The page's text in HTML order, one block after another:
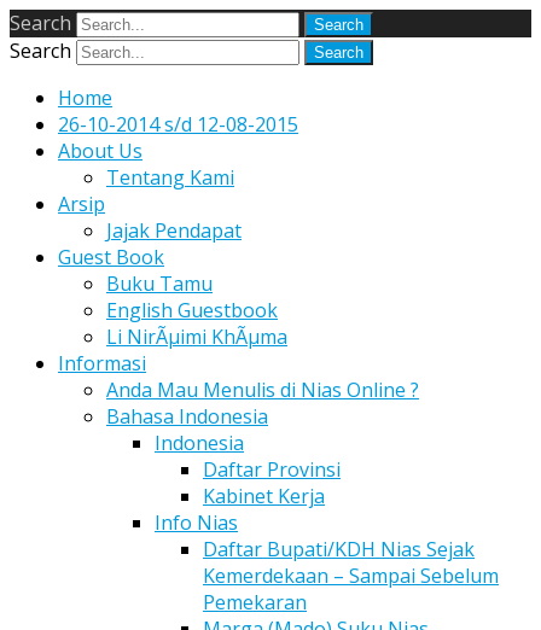
Search
Search
Home
26-10-2014 s/d 12-08-2015
About Us
Tentang Kami
Arsip
Jajak Pendapat
Guest Book
Buku Tamu
English Guestbook
Li NirÃµimi KhÃµma
Informasi
Anda Mau Menulis di Nias Online ?
Bahasa Indonesia
Indonesia
Daftar Provinsi
Kabinet Kerja
Info Nias
Daftar Bupati/KDH Nias Sejak
Kemerdekaan – Sampai Sebelum
Pemekaran